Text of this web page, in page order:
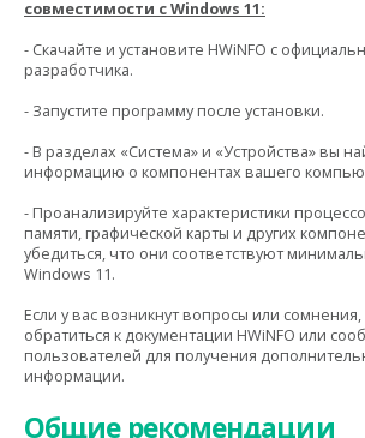
совместимости с Windows 11:
- Скачайте и установите HWiNFO с
разработчика.
- Запустите программу после установки.
- В разделах «Система» и «Устройства» вы
информацию о компонентах вашего
- Проанализируйте характеристики
памяти, графической карты и других
убедиться, что они соответствуют
Windows 11.
Если у вас возникнут вопросы или
обратиться к документации HWiNFO или
пользователей для получения
информации.
Общие рекомендации